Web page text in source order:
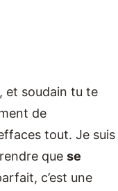
et soudain tu te
de
tout. Je suis
que se
c’est une